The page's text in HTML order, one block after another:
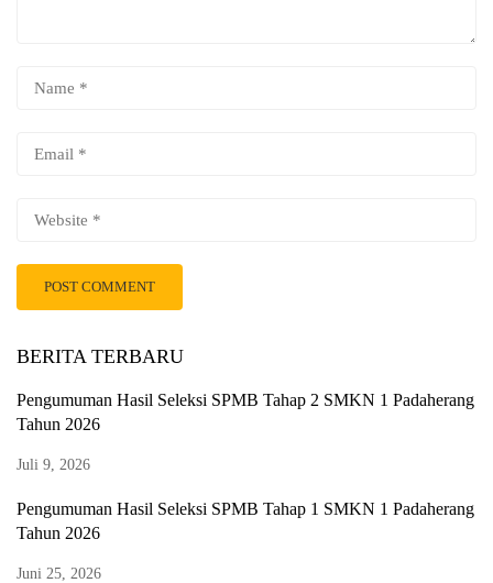
BERITA TERBARU
Pengumuman Hasil Seleksi SPMB Tahap 2 SMKN 1 Padaherang
Tahun 2026
Juli 9, 2026
Pengumuman Hasil Seleksi SPMB Tahap 1 SMKN 1 Padaherang
Tahun 2026
Juni 25, 2026